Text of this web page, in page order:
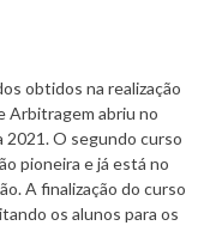
obtidos na realização
Arbitragem abriu no
2021. O segundo curso
pioneira e já está no
A finalização do curso
os alunos para os